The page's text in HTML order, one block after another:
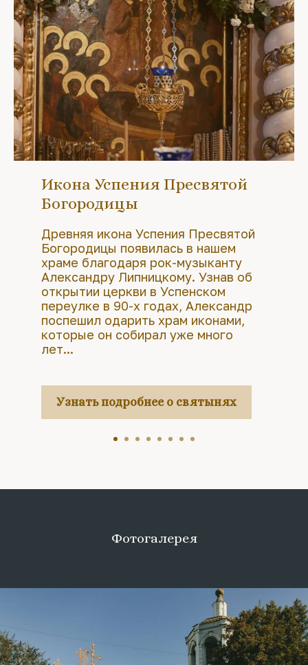
Икона Успения Пресвятой
Богородицы
Древняя икона Успения Пресвятой
Богородицы появилась в нашем
храме благодаря рок-музыканту
Александру Липницкому. Узнав об
открытии церкви в Успенском
переулке в 90-х годах, Александр
поспешил одарить храм иконами,
которые он собирал уже много
лет...
Узнать подробнее о святынях
Фотогалерея